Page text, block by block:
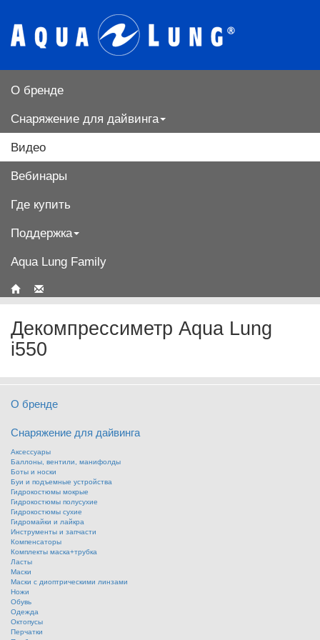
О бренде
Снаряжение для дайвинга
Видео
Вебинары
Где купить
Поддержка
Aqua Lung Family
Декомпрессиметр Aqua Lung
i550
О бренде
Снаряжение для дайвинга
Аксессуары
Баллоны, вентили, манифолды
Боты и носки
Буи и подъемные устройства
Гидрокостюмы мокрые
Гидрокостюмы полусухие
Гидрокостюмы сухие
Гидромайки и лайкра
Инструменты и запчасти
Компенсаторы
Комплекты маска+трубка
Ласты
Маски
Маски с диоптрическими линзами
Ножи
Обувь
Одежда
Октопусы
Перчатки